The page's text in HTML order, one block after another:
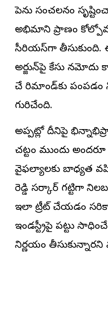
పెను సంచలనం
అభిమాని ప్రాణం
సీరియస్‌గా తీసుకుంది.
అర్జున్‌పై కేసు నమోదు
చేసి రిమాండ్‌కు పంపడం
గురిచేసింది.
అప్పట్లో దీనిపై
చట్టం ముందు
వైఫల్యాలకు బాధ్యత
రెడ్డి సర్కార్ గట్టిగా
ఇలా ట్రీట్ చేయడం
ఇండస్ట్రీపై పట్టు
నిర్ణయం తీసుకున్నారని